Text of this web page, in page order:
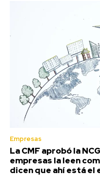
Empresas
La CMF aprobó la
empresas la leen
dicen que ahí está el